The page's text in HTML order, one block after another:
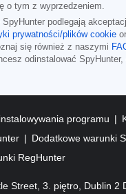
o tym z wyprzedzeniem.
podlegają
prywatności/plików cookie
się również z naszymi
odinstalować SpyHunter,
programu
Dodatkowe warunki
RegHunter
Street, 3. piętro, Dublin 2